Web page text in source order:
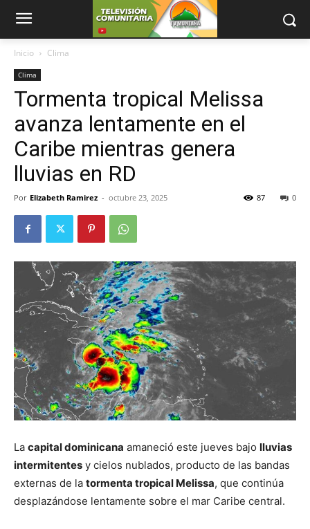
Inicio Clima
Clima
Tormenta tropical Melissa
avanza lentamente en el
Caribe mientras genera
lluvias en RD
Por Elizabeth Ramirez - octubre 23, 2025 0
87
La capital dominicana amaneció este jueves bajo lluvias
intermitentes y cielos nublados, producto de las bandas
externas de la tormenta tropical Melissa, que continúa
desplazándose lentamente sobre el mar Caribe central.